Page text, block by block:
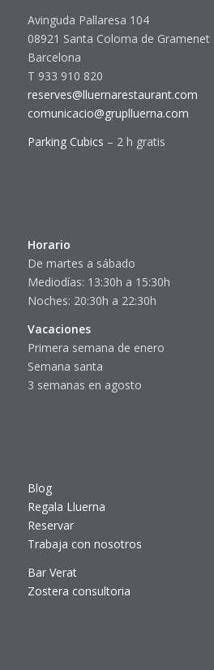
Avinguda Pallaresa 104
08921 Santa Coloma de Gramenet
Barcelona
T 933 910 820
reserves@lluernarestaurant.com
comunicacio@gruplluerna.com
Parking Cubics – 2 h gratis
Horario
De martes a sábado
Mediodías: 13:30h a 15:30h
Noches: 20:30h a 22:30h
Vacaciones
Primera semana de enero
Semana santa
3 semanas en agosto
Blog
Regala Lluerna
Reservar
Trabaja con nosotros
Bar Verat
Zostera consultoria